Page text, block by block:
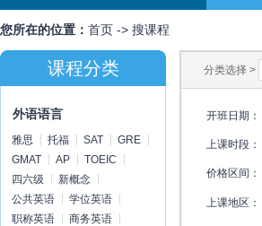
您所在的位置： 首页 -> 搜课程
课程分类
外语语言
雅思 托福 SAT
GRE
GMAT
AP
TOEIC
四六级
新概念
公共英语
学位英语
职称英语
商务英语
分类选择 >
开班日期：
上课时段：
价格区间：
上课地区：